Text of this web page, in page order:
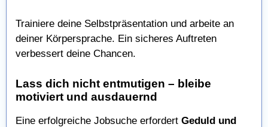
Trainiere deine Selbstpräsentation und arbeite an
deiner Körpersprache. Ein sicheres Auftreten
verbessert deine Chancen.
Lass dich nicht entmutigen – bleibe
motiviert und ausdauernd
Eine erfolgreiche Jobsuche erfordert Geduld und